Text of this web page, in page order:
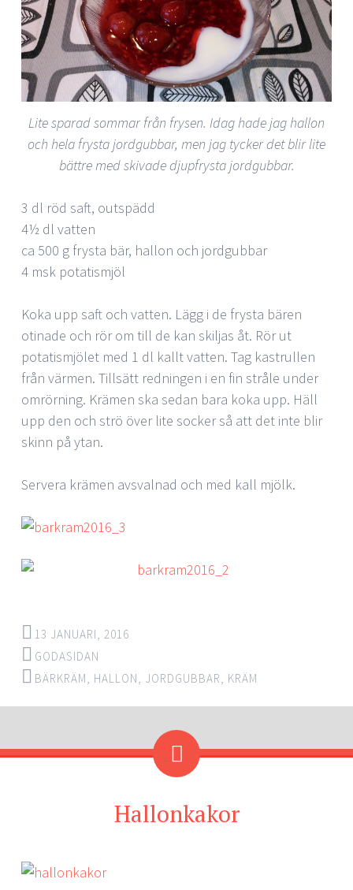
Lite sparad sommar från frysen. Idag hade jag hallon
och hela frysta jordgubbar, men jag tycker det blir lite
bättre med skivade djupfrysta jordgubbar.
3 dl röd saft, outspädd
4½ dl vatten
ca 500 g frysta bär, hallon och jordgubbar
4 msk potatismjöl
Koka upp saft och vatten. Lägg i de frysta bären
otinade och rör om till de kan skiljas åt. Rör ut
potatismjölet med 1 dl kallt vatten. Tag kastrullen
från värmen. Tillsätt redningen i en fin stråle under
omrörning. Krämen ska sedan bara koka upp. Häll
upp den och strö över lite socker så att det inte blir
skinn på ytan.
Servera krämen avsvalnad och med kall mjölk.
13 JANUARI, 2016
GODASIDAN
BÄRKRÄM, HALLON, JORDGUBBAR, KRÄM
Hallonkakor